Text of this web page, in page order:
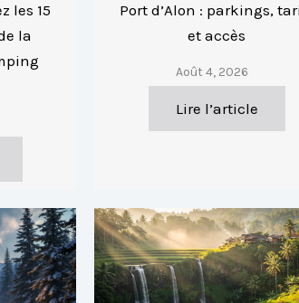
les 15
la
Port d’Alon : parkings,
et accès
Août 4, 2026
Lire l’article